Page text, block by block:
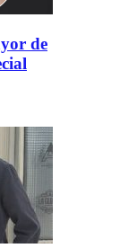
de